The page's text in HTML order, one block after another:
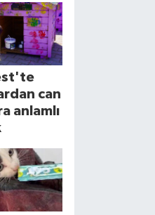
can
anlamlı